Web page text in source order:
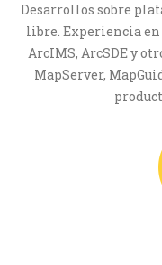
Desarrollos sobre
libre. Experiencia en
ArcIMS, ArcSDE y
MapServer,